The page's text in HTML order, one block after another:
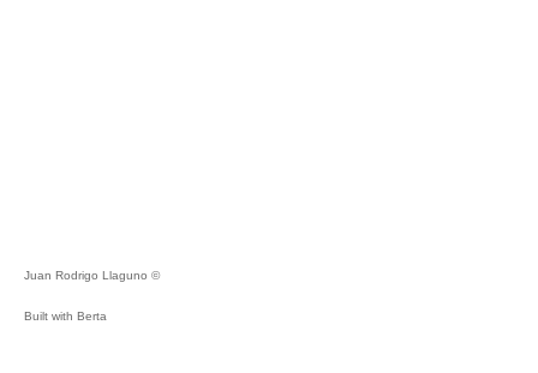
Juan Rodrigo Llaguno ©
Built with Berta